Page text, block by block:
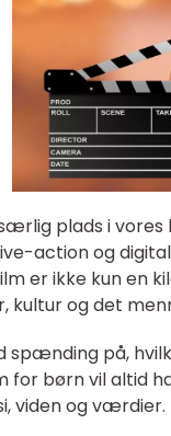
plads i
action og
er ikke kun en
og det
spænding på,
for børn vil altid
viden og værdier.